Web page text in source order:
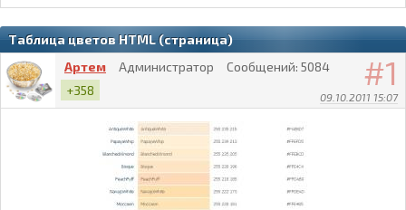
Таблица цветов HTML (страница)
1
09.10.2011 15:07
Артем Администратор Сообщений: 5084
+358